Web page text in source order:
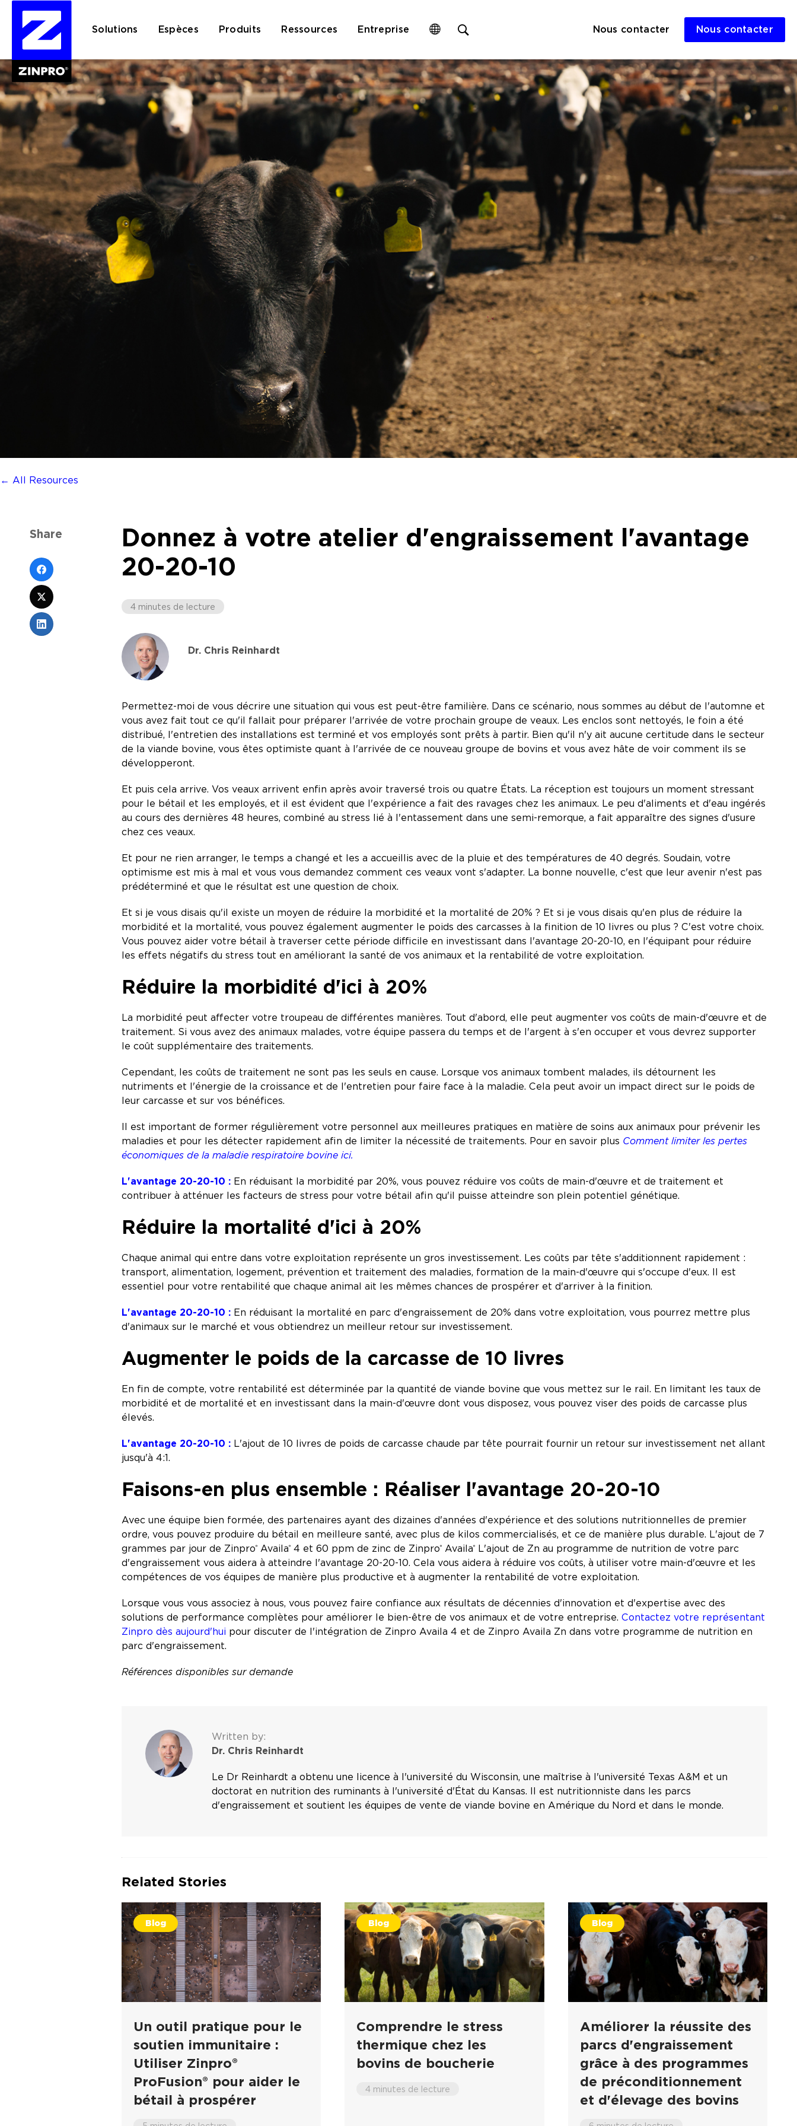
Solutions Espèces Produits Ressources Entreprise
search
form
Nous contacter Nous contacter
Rechercher :
← All Resources
Donnez à votre atelier d'engraissement l'avantage
20-20-10
4 minutes de lecture
Dr. Chris Reinhardt
Permettez-moi de vous décrire une situation qui vous est peut-être familière. Dans ce scénario, nous sommes au début de l'automne et
vous avez fait tout ce qu'il fallait pour préparer l'arrivée de votre prochain groupe de veaux. Les enclos sont nettoyés, le foin a été
distribué, l'entretien des installations est terminé et vos employés sont prêts à partir. Bien qu'il n'y ait aucune certitude dans le secteur
de la viande bovine, vous êtes optimiste quant à l'arrivée de ce nouveau groupe de bovins et vous avez hâte de voir comment ils se
développeront.
Et puis cela arrive. Vos veaux arrivent enfin après avoir traversé trois ou quatre États. La réception est toujours un moment stressant
pour le bétail et les employés, et il est évident que l'expérience a fait des ravages chez les animaux. Le peu d'aliments et d'eau ingérés
au cours des dernières 48 heures, combiné au stress lié à l'entassement dans une semi-remorque, a fait apparaître des signes d'usure
chez ces veaux.
Et pour ne rien arranger, le temps a changé et les a accueillis avec de la pluie et des températures de 40 degrés. Soudain, votre
optimisme est mis à mal et vous vous demandez comment ces veaux vont s'adapter. La bonne nouvelle, c'est que leur avenir n'est pas
prédéterminé et que le résultat est une question de choix.
Et si je vous disais qu'il existe un moyen de réduire la morbidité et la mortalité de 20% ? Et si je vous disais qu'en plus de réduire la
morbidité et la mortalité, vous pouvez également augmenter le poids des carcasses à la finition de 10 livres ou plus ? C'est votre choix.
Vous pouvez aider votre bétail à traverser cette période difficile en investissant dans l'avantage 20-20-10, en l'équipant pour réduire
les effets négatifs du stress tout en améliorant la santé de vos animaux et la rentabilité de votre exploitation.
Réduire la morbidité d'ici à 20%
La morbidité peut affecter votre troupeau de différentes manières. Tout d'abord, elle peut augmenter vos coûts de main-d'œuvre et de
traitement. Si vous avez des animaux malades, votre équipe passera du temps et de l'argent à s'en occuper et vous devrez supporter
le coût supplémentaire des traitements.
Cependant, les coûts de traitement ne sont pas les seuls en cause. Lorsque vos animaux tombent malades, ils détournent les
nutriments et l'énergie de la croissance et de l'entretien pour faire face à la maladie. Cela peut avoir un impact direct sur le poids de
leur carcasse et sur vos bénéfices.
Il est important de former régulièrement votre personnel aux meilleures pratiques en matière de soins aux animaux pour prévenir les
maladies et pour les détecter rapidement afin de limiter la nécessité de traitements. Pour en savoir plus Comment limiter les pertes
économiques de la maladie respiratoire bovine ici.
L'avantage 20-20-10 : En réduisant la morbidité par 20%, vous pouvez réduire vos coûts de main-d'œuvre et de traitement et
contribuer à atténuer les facteurs de stress pour votre bétail afin qu'il puisse atteindre son plein potentiel génétique.
Réduire la mortalité d'ici à 20%
Chaque animal qui entre dans votre exploitation représente un gros investissement. Les coûts par tête s'additionnent rapidement :
transport, alimentation, logement, prévention et traitement des maladies, formation de la main-d'œuvre qui s'occupe d'eux. Il est
essentiel pour votre rentabilité que chaque animal ait les mêmes chances de prospérer et d'arriver à la finition.
L'avantage 20-20-10 : En réduisant la mortalité en parc d'engraissement de 20% dans votre exploitation, vous pourrez mettre plus
d'animaux sur le marché et vous obtiendrez un meilleur retour sur investissement.
Augmenter le poids de la carcasse de 10 livres
En fin de compte, votre rentabilité est déterminée par la quantité de viande bovine que vous mettez sur le rail. En limitant les taux de
morbidité et de mortalité et en investissant dans la main-d'œuvre dont vous disposez, vous pouvez viser des poids de carcasse plus
élevés.
L'avantage 20-20-10 : L'ajout de 10 livres de poids de carcasse chaude par tête pourrait fournir un retour sur investissement net allant
jusqu'à 4:1.
Faisons-en plus ensemble : Réaliser l'avantage 20-20-10
Avec une équipe bien formée, des partenaires ayant des dizaines d'années d'expérience et des solutions nutritionnelles de premier
ordre, vous pouvez produire du bétail en meilleure santé, avec plus de kilos commercialisés, et ce de manière plus durable. L'ajout de 7
grammes par jour de Zinpro® Availa® 4 et 60 ppm de zinc de Zinpro® Availa® L'ajout de Zn au programme de nutrition de votre parc
d'engraissement vous aidera à atteindre l'avantage 20-20-10. Cela vous aidera à réduire vos coûts, à utiliser votre main-d'œuvre et les
compétences de vos équipes de manière plus productive et à augmenter la rentabilité de votre exploitation.
Lorsque vous vous associez à nous, vous pouvez faire confiance aux résultats de décennies d'innovation et d'expertise avec des
solutions de performance complètes pour améliorer le bien-être de vos animaux et de votre entreprise. Contactez votre représentant
Zinpro dès aujourd'hui pour discuter de l'intégration de Zinpro Availa 4 et de Zinpro Availa Zn dans votre programme de nutrition en
parc d'engraissement.
Références disponibles sur demande
Written by:
Dr. Chris Reinhardt
Le Dr Reinhardt a obtenu une licence à l'université du Wisconsin, une maîtrise à l'université Texas A&M et un
doctorat en nutrition des ruminants à l'université d'État du Kansas. Il est nutritionniste dans les parcs
d'engraissement et soutient les équipes de vente de viande bovine en Amérique du Nord et dans le monde.
Related Stories
Blog
Un outil pratique pour le
soutien immunitaire :
Utiliser Zinpro®
ProFusion® pour aider le
bétail à prospérer
Blog
Comprendre le stress
thermique chez les
bovins de boucherie
4 minutes de lecture
Blog
Améliorer la réussite des
parcs d'engraissement
grâce à des programmes
de préconditionnement
et d'élevage des bovins
Share